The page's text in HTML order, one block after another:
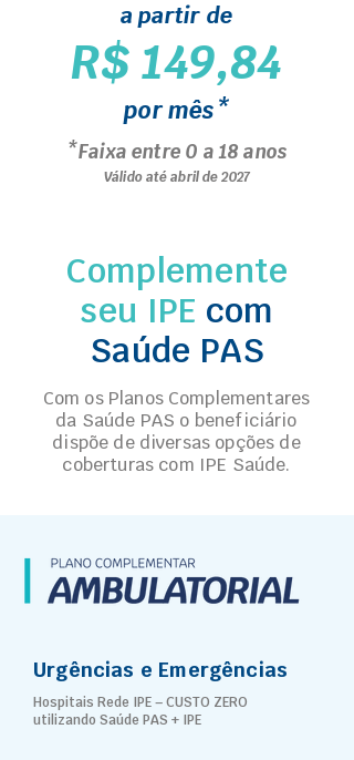
a partir de
R$ 149,84
por mês*
*Faixa entre 0 a 18 anos
Válido até abril de 2027
Complemente
seu IPE com
Saúde PAS
Com os Planos Complementares
da Saúde PAS o beneficiário
dispõe de diversas opções de
coberturas com IPE Saúde.
Urgências e Emergências
Hospitais Rede IPE – CUSTO ZERO
utilizando Saúde PAS + IPE